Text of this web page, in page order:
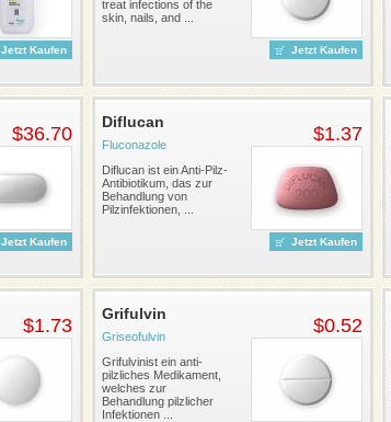
Jetzt Kaufen
treat infections of the
skin, nails, and ...
Jetzt Kaufen
$36.70
Jetzt Kaufen
Diflucan
Fluconazole
Diflucan ist ein Anti-Pilz-
Antibiotikum, das zur
Behandlung von
Pilzinfektionen, ...
$1.37
Jetzt Kaufen
$1.73
Grifulvin
Griseofulvin
Grifulvinist ein anti-
pilzliches Medikament,
welches zur
Behandlung pilzlicher
Infektionen ...
$0.52